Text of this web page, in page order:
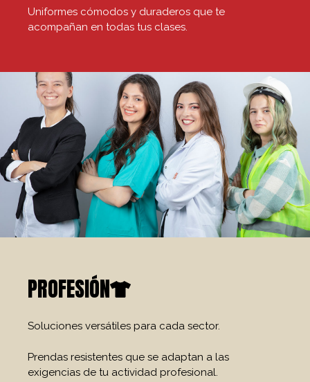
Uniformes cómodos y duraderos que te
acompañan en todas tus clases.
PROFESIÓN
Soluciones versátiles para cada sector.
Prendas resistentes que se adaptan a las
exigencias de tu actividad profesional.